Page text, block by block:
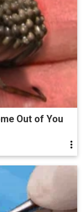
Out of You